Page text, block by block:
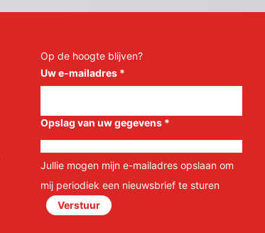
Op de hoogte blijven?
Uw e-mailadres *
Opslag van uw gegevens *
Jullie mogen mijn e-mailadres opslaan om
mij periodiek een nieuwsbrief te sturen
Verstuur